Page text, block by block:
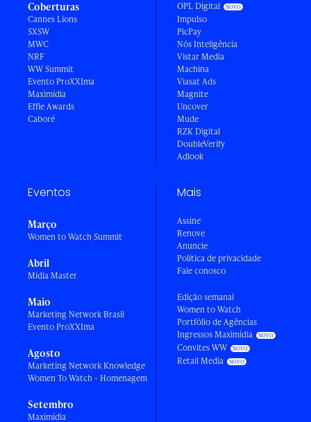
Coberturas
Cannes Lions
SXSW
MWC
NRF
WW Summit
Evento ProXXIma
Maximídia
Effie Awards
Caboré
OPL Digital
Impulso
PicPay
Nós Inteligência
Vistar Media
Machina
Viasat Ads
Magnite
Uncover
Mude
RZK Digital
DoubleVerify
Adlook
Eventos
Março
Women to Watch Summit
Abril
Mídia Master
Maio
Marketing Network Brasil
Evento ProXXIma
Agosto
Marketing Network Knowledge
Women To Watch - Homenagem
Setembro
Maximídia
Mais
Assine
Renove
Anuncie
Política de privacidade
Fale conosco
Edição semanal
Women to Watch
Portfólio de Agências
Ingressos Maximídia
Convites WW
Retail Media